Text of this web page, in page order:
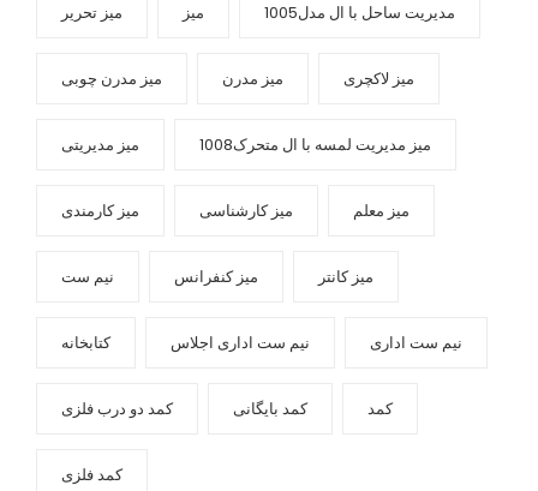
مدیریت ساحل با ال مدل1005 میز میز تحریر
میز لاکچری میز مدرن میز مدرن چوبی
میز مدیریت لمسه با ال متحرک1008 میز مدیریتی
میز معلم میز کارشناسی میز کارمندی
میز کانتر میز کنفرانس نیم ست
نیم ست اداری نیم ست اداری اجلاس کتابخانه
کمد کمد بایگانی کمد دو درب فلزی
کمد فلزی